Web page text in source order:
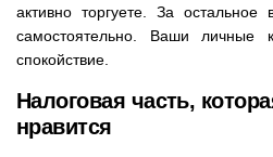
активно торгуете. За остальное
самостоятельно. Ваши
спокойствие.
Налоговая часть,
нравится